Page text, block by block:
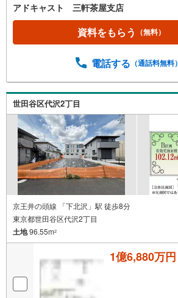
アドキャスト 三軒茶屋支店
資料をもらう （無料）
電話する （通話料無料）
世田谷区代沢2丁目
京王井の頭線 「下北沢」駅 徒歩8分
東京都世田谷区代沢2丁目
土地96.55m2
1億6,880万円